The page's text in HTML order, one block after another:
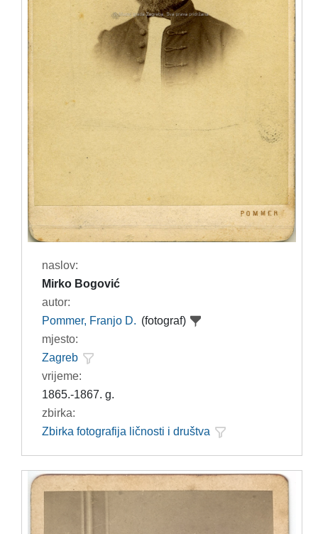
naslov:
Mirko Bogović
autor:
Pommer, Franjo D. (fotograf)
mjesto:
Zagreb
vrijeme:
1865.-1867. g.
zbirka:
Zbirka fotografija ličnosti i društva